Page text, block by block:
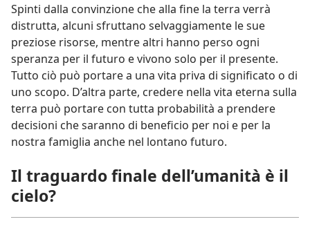
Spinti dalla convinzione che alla fine la terra verrà
distrutta, alcuni sfruttano selvaggiamente le sue
preziose risorse, mentre altri hanno perso ogni
speranza per il futuro e vivono solo per il presente.
Tutto ciò può portare a una vita priva di significato o di
uno scopo. D’altra parte, credere nella vita eterna sulla
terra può portare con tutta probabilità a prendere
decisioni che saranno di beneficio per noi e per la
nostra famiglia anche nel lontano futuro.
Il traguardo finale dell’umanità è il
cielo?